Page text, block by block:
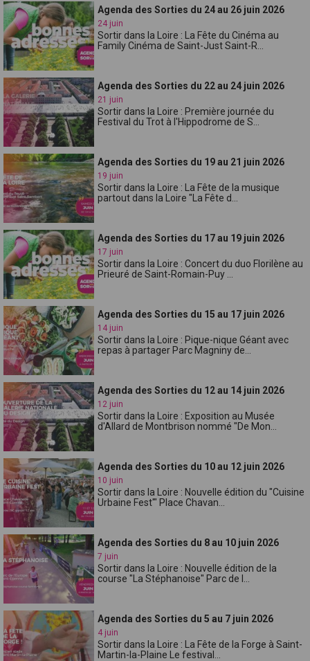
Agenda des Sorties du 24 au 26 juin 2026
24 juin
Sortir dans la Loire : La Fête du Cinéma au
Family Cinéma de Saint-Just Saint-R...
Agenda des Sorties du 22 au 24 juin 2026
21 juin
Sortir dans la Loire : Première journée du
Festival du Trot à l'Hippodrome de S...
Agenda des Sorties du 19 au 21 juin 2026
19 juin
Sortir dans la Loire : La Fête de la musique
partout dans la Loire "La Fête d...
Agenda des Sorties du 17 au 19 juin 2026
17 juin
Sortir dans la Loire : Concert du duo Florilène au
Prieuré de Saint-Romain-Puy ...
Agenda des Sorties du 15 au 17 juin 2026
14 juin
Sortir dans la Loire : Pique-nique Géant avec
repas à partager Parc Magniny de...
Agenda des Sorties du 12 au 14 juin 2026
12 juin
Sortir dans la Loire : Exposition au Musée
d'Allard de Montbrison nommé "De Mon...
Agenda des Sorties du 10 au 12 juin 2026
10 juin
Sortir dans la Loire : Nouvelle édition du "Cuisine
Urbaine Fest'" Place Chavan...
Agenda des Sorties du 8 au 10 juin 2026
7 juin
Sortir dans la Loire : Nouvelle édition de la
course "La Stéphanoise" Parc de l...
Agenda des Sorties du 5 au 7 juin 2026
4 juin
Sortir dans la Loire : La Fête de la Forge à Saint-
Martin-la-Plaine Le festival...